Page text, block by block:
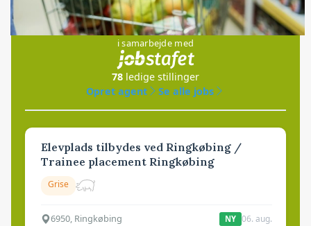
Jobs
i samarbejde med
78 ledige stillinger
Opret agent
Se alle jobs
Elevplads tilbydes ved Ringkøbing /
Trainee placement Ringkøbing
Grise
6950, Ringkøbing NY 06. aug.